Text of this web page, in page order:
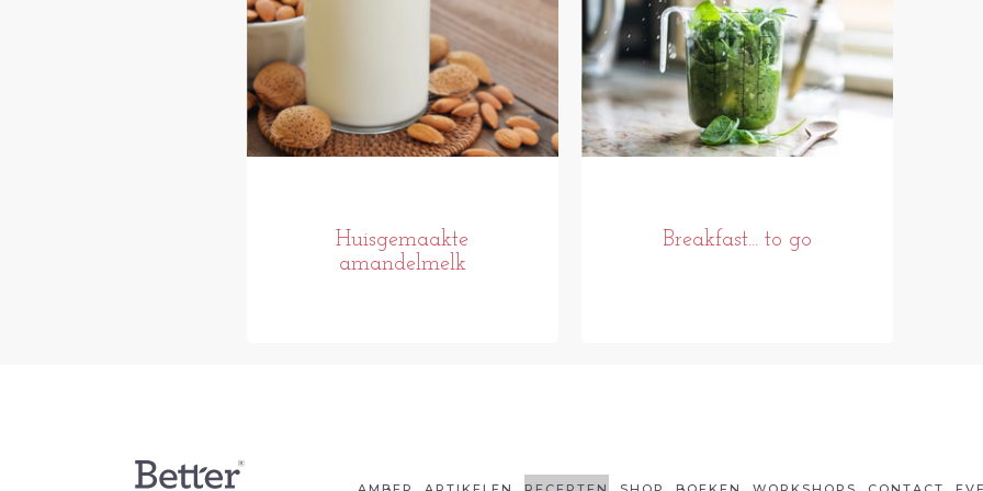
Huisgemaakte
amandelmelk
Breakfast... to go